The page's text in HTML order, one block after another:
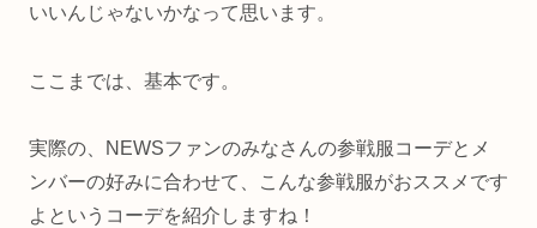
いいんじゃないかなって思います。
ここまでは、基本です。
実際の、NEWSファンのみなさんの参戦服コーデとメ
ンバーの好みに合わせて、こんな参戦服がおススメです
よというコーデを紹介しますね！